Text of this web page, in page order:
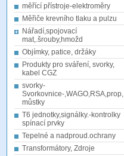
měřící přístroje-elektroměry
Měřiče krevního tlaku a pulzu
Nářadí,spojovací
mat,.šrouby,hmožd
Objímky, patice, držáky
Produkty pro sváření, svorky,
kabel CGZ
svorky-
Svorkovnice-,WAGO,RSA,prop,
můstky
T6 jednotky,signálky.-kontrolky
spínací prvky
Tepelné a nadproud.ochrany
Transformátory, Zdroje